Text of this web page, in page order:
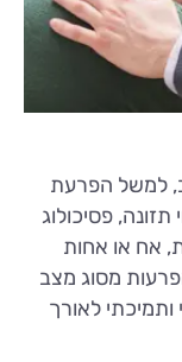
למשל הפרעת
פסיכולוג
אח או אחות
מסוג מצב
ותמיכתי לאורך